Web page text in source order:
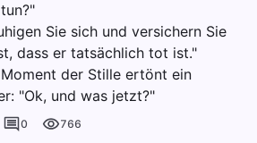
Sie sich und versichern Sie
dass er tatsächlich tot ist."
der Stille ertönt ein
"Ok, und was jetzt?"
0 766